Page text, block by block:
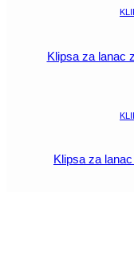
Klipsa za lanac
Klipsa za